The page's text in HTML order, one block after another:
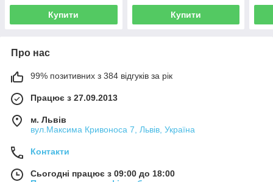
Купити Купити
Про нас
99% позитивних з 384 відгуків за рік
Працює з 27.09.2013
м. Львів
вул.Максима Кривоноса 7, Львів, Україна
Контакти
Сьогодні працює з 09:00 до 18:00